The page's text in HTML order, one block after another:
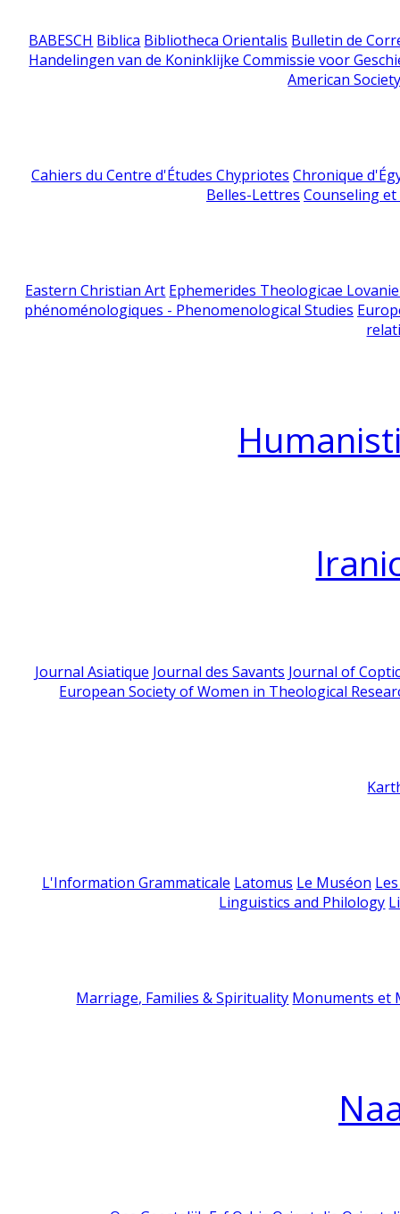
BABESCH Biblica Bibliotheca Orientalis Bulletin de
Handelingen van de Koninklijke Commissie voor
American
Cahiers du Centre d'Études Chypriotes Chronique
Belles-Lettres Counseling
Eastern Christian Art Ephemerides Theologicae
phénoménologiques - Phenomenological Studies
Journal Asiatique Journal des Savants Journal of
European Society of Women in Theological
L'Information Grammaticale Latomus Le Muséon
Linguistics and Philology
Marriage, Families & Spirituality Monuments et